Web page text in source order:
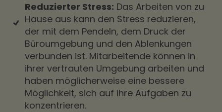
Reduzierter Stress: Das Arbeiten von zu
Hause aus kann den Stress reduzieren,
der mit dem Pendeln, dem Druck der
Büroumgebung und den Ablenkungen
verbunden ist. Mitarbeitende können in
ihrer vertrauten Umgebung arbeiten und
haben möglicherweise eine bessere
Möglichkeit, sich auf ihre Aufgaben zu
konzentrieren.